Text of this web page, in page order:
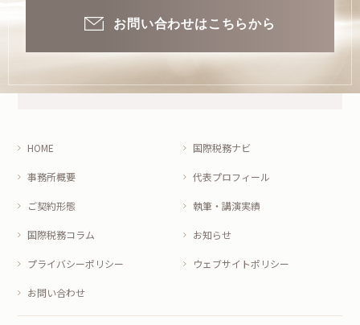
お問い合わせはこちらから
HOME 国際税務ナビ
事務所概要 代表プロフィール
ご契約形態 執筆・講演実績
国際税務コラム お知らせ
プライバシーポリシー ウェブサイトポリシー
お問い合わせ